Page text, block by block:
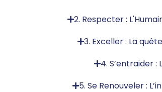
2. Respecter :
3. Exceller : La
4. S’entraider
5. Se Renouveler :